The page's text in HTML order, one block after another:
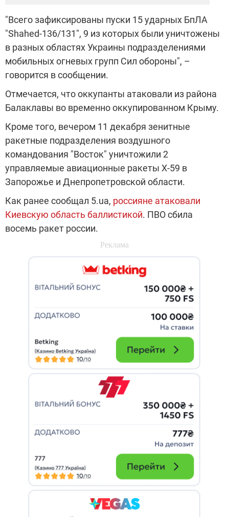
"Всего зафиксированы пуски 15 ударных БпЛА
"Shahed-136/131", 9 из которых были уничтожены
в разных областях Украины подразделениями
мобильных огневых групп Сил обороны", –
говорится в сообщении.
Отмечается, что оккупанты атаковали из района
Балаклавы во временно оккупированном Крыму.
Кроме того, вечером 11 декабря зенитные
ракетные подразделения воздушного
командования "Восток" уничтожили 2
управляемые авиационные ракеты Х-59 в
Запорожье и Днепропетровской области.
Как ранее сообщал 5.ua, россияне атаковали
Киевскую область баллистикой. ПВО сбила
восемь ракет россии.